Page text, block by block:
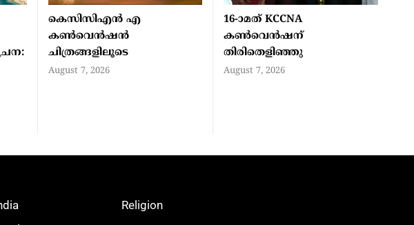
കെസിസിഎൻ എ
കൺവെൻഷൻ
ചിത്രങ്ങളിലൂടെ
August 7, 2026
16-ാമത് KCCNA
കൺവെൻഷന്
തിരിതെളിഞ്ഞു
August 7, 2026
Religion